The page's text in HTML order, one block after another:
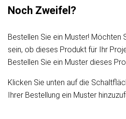
Noch Zweifel?
Bestellen Sie ein Muster! Möchten
sein, ob dieses Produkt für Ihr
Bestellen Sie ein Muster dieses
Klicken Sie unten auf die
Ihrer Bestellung ein Muster